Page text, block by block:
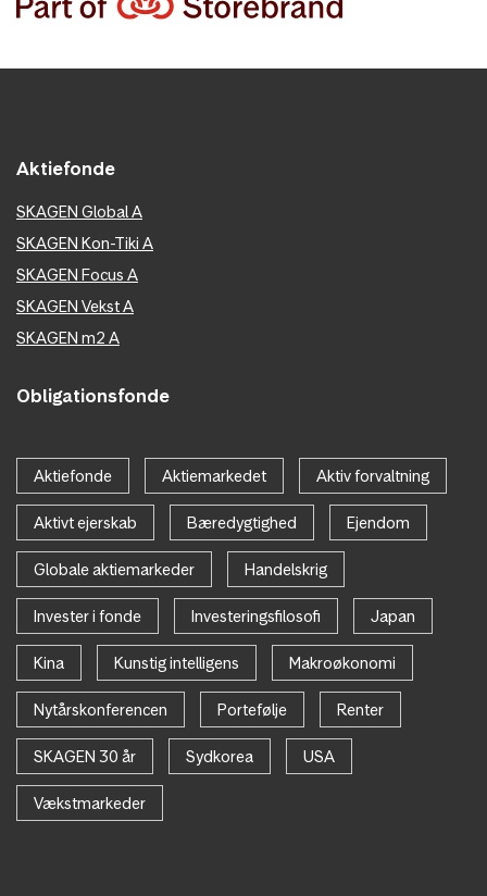
Aktiefonde
SKAGEN Global A
SKAGEN Kon-Tiki A
SKAGEN Focus A
SKAGEN Vekst A
SKAGEN m2 A
Obligationsfonde
Aktiefonde Aktiemarkedet Aktiv forvaltning
Aktivt ejerskab Bæredygtighed Ejendom
Globale aktiemarkeder Handelskrig
Invester i fonde Investeringsfilosofi Japan
Kina Kunstig intelligens Makroøkonomi
Nytårskonferencen Portefølje Renter
SKAGEN 30 år Sydkorea USA
Vækstmarkeder